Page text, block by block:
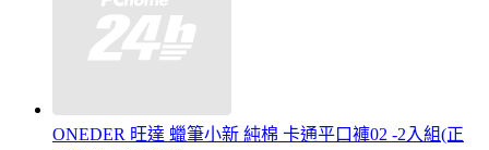
ONEDER 旺達 蠟筆小新 純棉 卡通平口褲02 -2入組(正